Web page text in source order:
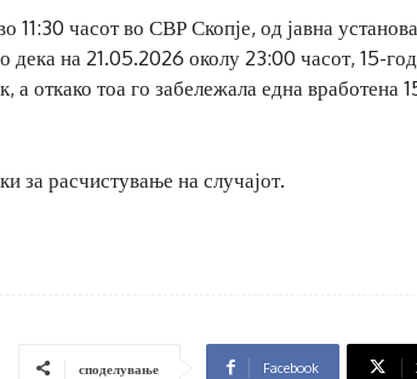
11:30 часот во СВР Скопје, од јавна
дека на 21.05.2026 околу 23:00 часот, 15-
а откако тоа го забележала една
за расчистување на случајот.
споделување Facebook